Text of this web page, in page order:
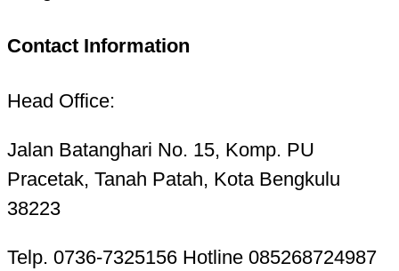
Contact Information
Head Office:
Jalan Batanghari No. 15, Komp. PU
Pracetak, Tanah Patah, Kota Bengkulu
38223
Telp. 0736-7325156 Hotline 085268724987